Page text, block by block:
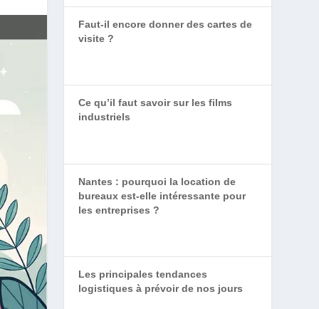
Faut-il encore donner des cartes de
visite ?
Ce qu’il faut savoir sur les films
industriels
Nantes : pourquoi la location de
bureaux est-elle intéressante pour
les entreprises ?
Les principales tendances
logistiques à prévoir de nos jours